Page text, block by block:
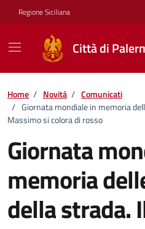
Vai ai contenuti
Vai al footer
Regione Siciliana
Città di
Home / Novità / Comunicati
/ Giornata mondiale in memoria
Massimo si colora di rosso
Giornata
memoria
della strada.